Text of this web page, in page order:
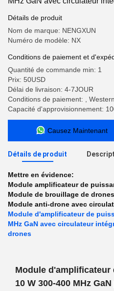
Détails de produit
Nom de marque: NENGXUN
Numéro de modèle: NX
Conditions de paiement et
Quantité de commande min: 1
Prix: 50USD
Délai de livraison: 4-7JOUR
Conditions de paiement: ,
Capacité d'approvisionnement:
Causez Maintenant
Détails de produit
Mettre en évidence:
Module amplificateur de
Module de brouillage de drones
Module anti-drone avec
Module d'amplificateur de
MHz GaN avec circulateur
drones
Module d'amplificateur
10 W 300-400 MHz